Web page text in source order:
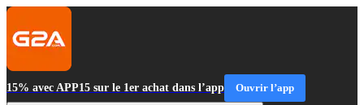
15% avec APP15 sur le 1er achat dans l’app Ouvrir l’app